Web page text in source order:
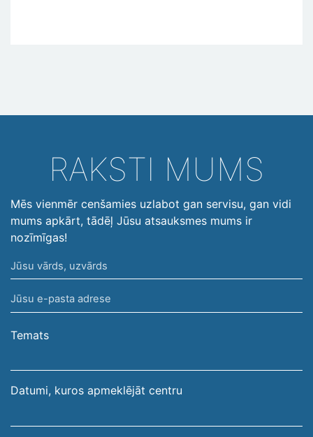
RAKSTI MUMS
Mēs vienmēr cenšamies uzlabot gan servisu, gan vidi
mums apkārt, tādēļ Jūsu atsauksmes mums ir
nozīmīgas!
Jūsu
vārds,
uzvārds
Jūsu
e-
pasta
Temats
Datumi, kuros apmeklējāt centru